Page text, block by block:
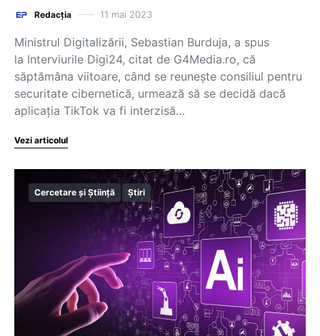
Redacția 11 mai 2023
Ministrul Digitalizării, Sebastian Burduja, a spus
la Interviurile Digi24, citat de G4Media.ro, că
săptămâna viitoare, când se reunește consiliul pentru
securitate cibernetică, urmează să se decidă dacă
aplicația TikTok va fi interzisă…
Vezi articolul
Cercetare și Știință Știri